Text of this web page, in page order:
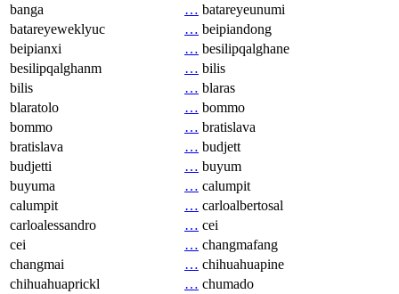
banga
… batareyeunumi
batareyeweklyuc
… beipiandong
beipianxi
… besilipqalghane
besilipqalghanm
… bilis
bilis
… blaras
blaratolo
… bommo
bommo
… bratislava
bratislava
… budjett
budjetti
… buyum
buyuma
… calumpit
calumpit
… carloalbertosal
carloalessandro
… cei
cei
… changmafang
changmai
… chihuahuapine
chihuahuaprickl
… chumado